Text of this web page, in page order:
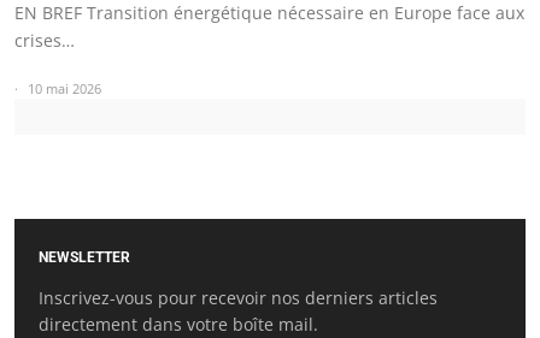
EN BREF Transition énergétique nécessaire en Europe face aux
crises…
10 mai 2026
NEWSLETTER
Inscrivez-vous pour recevoir nos derniers articles
directement dans votre boîte mail.